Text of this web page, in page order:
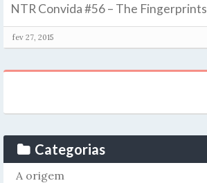
NTR Convida #56 – The Fingerprints
fev 27, 2015
Categorias
A origem